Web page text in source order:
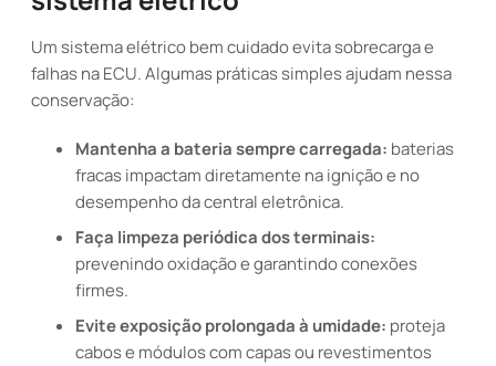
Um sistema elétrico bem cuidado evita sobrecarga e
falhas na ECU. Algumas práticas simples ajudam nessa
conservação:
Mantenha a bateria sempre carregada: baterias
fracas impactam diretamente na ignição e no
desempenho da central eletrônica.
Faça limpeza periódica dos terminais:
prevenindo oxidação e garantindo conexões
firmes.
Evite exposição prolongada à umidade: proteja
cabos e módulos com capas ou revestimentos